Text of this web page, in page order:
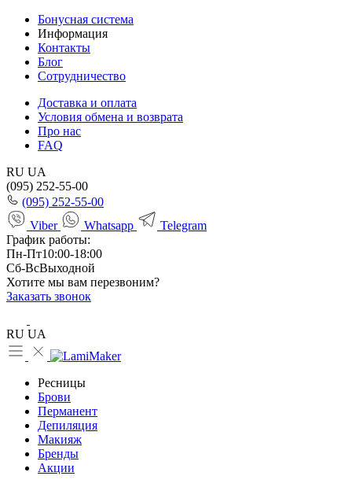
Бонусная система
Информация
Контакты
Блог
Сотрудничество
Доставка и оплата
Условия обмена и возврата
Про нас
FAQ
RU UA
(095) 252-55-00
(095) 252-55-00
Viber
Whatsapp
Telegram
График работы:
Пн-Пт10:00-18:00
Сб-ВсВыходной
Хотите мы вам перезвоним?
Заказать звонок
RU UA
Ресницы
Брови
Перманент
Депиляция
Макияж
Бренды
Акции